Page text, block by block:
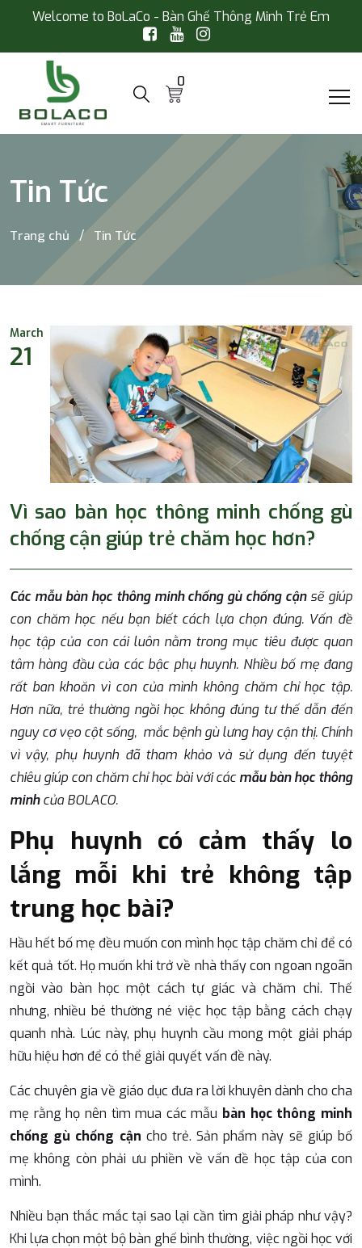
Welcome to BoLaCo - Bàn Ghế Thông Minh Trẻ Em
0
Tin Tức
Trang chủ Tin Tức
March
21
Vì sao bàn học thông minh chống gù
chống cận giúp trẻ chăm học hơn?
Các mẫu bàn học thông minh chống gù chống cậnsẽ giúp
con chăm học nếu bạn biết cách lựa chọn đúng. Vấn đề
học tập của con cái luôn nằm trong mục tiêu được quan
tâm hàng đầu của các bậc phụ huynh. Nhiều bố mẹ đang
rất ban khoăn vì con của mình không chăm chỉ học tập.
Hơn nữa, trẻ thường ngồi học không đúng tư thế dẫn đến
nguy cơ vẹo cột sống, mắc bệnh gù lưng hay cận thị. Chính
vì vậy, phụ huynh đã tham khảo và sử dụng đến tuyệt
chiêu giúp con chăm chỉ học bài với cácmẫu bàn học thông
minhcủa BOLACO.
Phụ huynh có cảm thấy lo
lắng mỗi khi trẻ không tập
trung học bài?
Hầu hết bố mẹ đều muốn con mình học tập chăm chỉ để có
kết quả tốt. Họ muốn khi trở về nhà thấy con ngoan ngoãn
ngồi vào bàn học một cách tự giác và chăm chỉ. Thế
nhưng, nhiều bé thường né việc học tập bằng cách chạy
quanh nhà. Lúc này, phụ huynh cầu mong một giải pháp
hữu hiệu hơn để có thể giải quyết vấn đề này.
Các chuyên gia về giáo dục đưa ra lời khuyên dành cho cha
mẹ rằng họ nên tìm mua các mẫu bàn học thông minh
chống gù chống cận cho trẻ. Sản phẩm này sẽ giúp bố
mẹ không còn phải ưu phiền về vấn đề học tập của con
mình.
Nhiều bạn thắc mắc tại sao lại cần tìm giải pháp như vậy?
Khi lựa chọn một bộ bàn ghế bình thường, việc ngồi học với